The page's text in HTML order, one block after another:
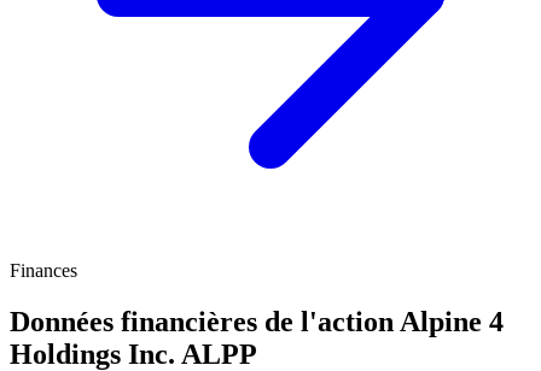
Finances
Données financières de l'action Alpine 4
Holdings Inc. ALPP